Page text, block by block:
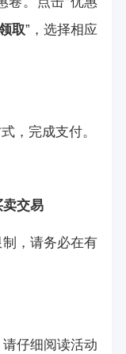
取”，选择相应
，完成支付。
交易
，请务必在有
仔细阅读活动